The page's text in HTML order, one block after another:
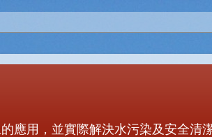
應用，並實際解決水污染及安全清